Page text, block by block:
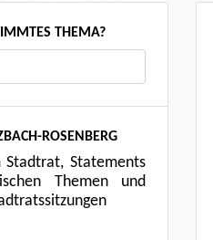
THEMA?
ROSENBERG
Stadtrat, Statements
Themen und